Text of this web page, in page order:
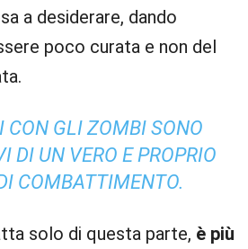
a desiderare, dando
poco curata e non del
CON GLI ZOMBI SONO
DI UN VERO E PROPRIO
COMBATTIMENTO.
solo di questa parte, è più